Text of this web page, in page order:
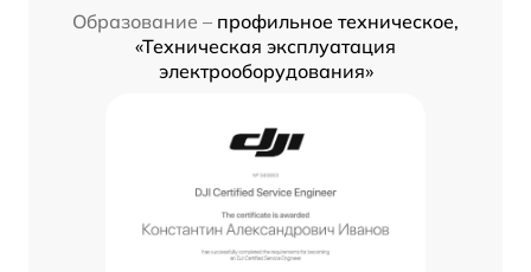
Образование – профильное техническое,
«Техническая эксплуатация
электрооборудования»